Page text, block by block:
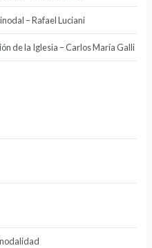
– Rafael Luciani
de la Iglesia – Carlos María Galli